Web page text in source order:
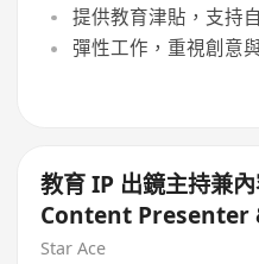
提供教育津貼，支持
彈性工作，重視創意
教育 IP 出鏡主持兼
Content Presenter
Sharing)
Star Ace